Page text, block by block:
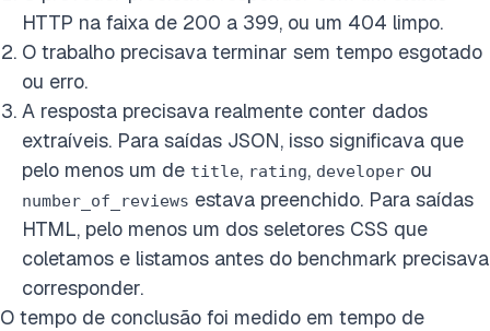
HTTP na faixa de 200 a 399, ou um 404 limpo.
O trabalho precisava terminar sem tempo esgotado
ou erro.
A resposta precisava realmente conter dados
extraíveis. Para saídas JSON, isso significava que
pelo menos um de title, rating, developer ou
number_of_reviews estava preenchido. Para saídas
HTML, pelo menos um dos seletores CSS que
coletamos e listamos antes do benchmark precisava
corresponder.
O tempo de conclusão foi medido em tempo de